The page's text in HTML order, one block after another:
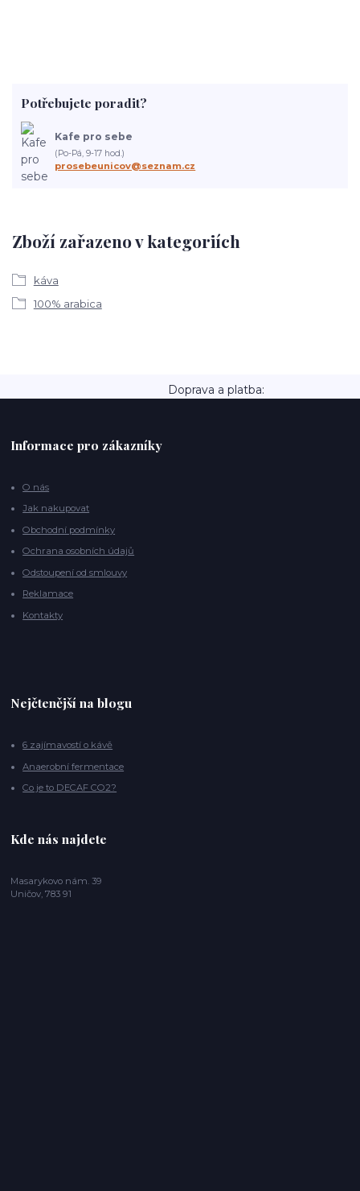
Zboží zařazeno v kategoriích
káva
100% arabica
Potřebujete poradit?
Kafe pro sebe
(Po-Pá, 9-17 hod.)
prosebeunicov@seznam.cz
Doprava a platba:
Informace pro zákazníky
O nás
Jak nakupovat
Obchodní podmínky
Ochrana osobních údajů
Odstoupení od smlouvy
Reklamace
Kontakty
Nejčtenější na blogu
6 zajímavostí o kávě
Anaerobní fermentace
Co je to DECAF CO2?
Kde nás najdete
Masarykovo nám. 39
Uničov, 783 91